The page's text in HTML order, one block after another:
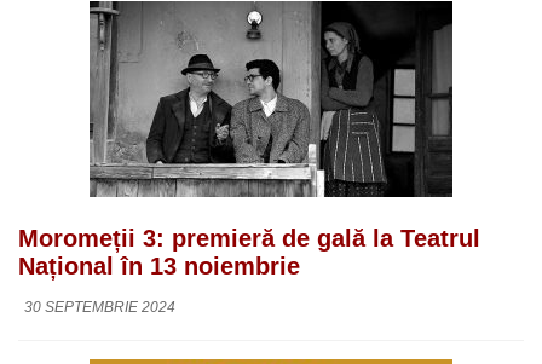
Moromeții 3: premieră de gală la Teatrul
Național în 13 noiembrie
30 SEPTEMBRIE 2024